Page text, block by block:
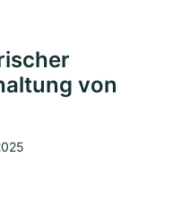
von